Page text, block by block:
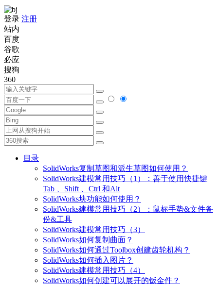
登录 注册
站内
百度
谷歌
必应
搜狗
360
目录
SolidWorks复制草图和派生草图如何使用？
SolidWorks建模常用技巧（1）：善于使用快捷键
Tab 、Shift 、Ctrl 和Alt
SolidWorks块功能如何使用？
SolidWorks建模常用技巧（2）：鼠标手势&文件备
份&工具
SolidWorks建模常用技巧（3）
SolidWorks如何复制曲面？
SolidWorks如何通过Toolbox创建齿轮机构？
SolidWorks如何插入图片？
SolidWorks建模常用技巧（4）
SolidWorks如何创建可以展开的钣金件？